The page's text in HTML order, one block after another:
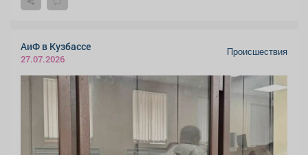
АиФ в Кузбассе
27.07.2026
Происшествия